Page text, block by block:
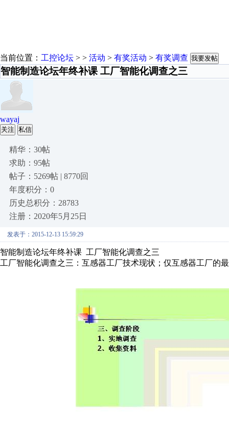
当前位置： 工控论坛 > > 活动 > 有奖活动 > 有奖调查 我要发帖
智能制造论坛年终补课 工厂智能化调查之三
wayaj
关注 私信
精华：30帖
求助：95帖
帖子：5269帖 | 8770回
年度积分：0
历史总积分：28783
注册：2020年5月25日
发表于：2015-12-13 15:59:29
智能制造论坛年终补课 工厂智能化调查之三
工厂智能化调查之三：互感器工厂技术现状；仅互感器工厂的